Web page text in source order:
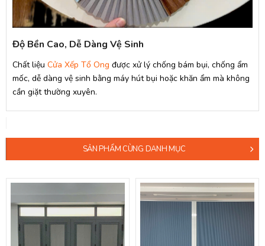
Độ Bền Cao, Dễ Dàng Vệ Sinh
Chất liệu Cửa Xếp Tổ Ong được xử lý chống bám bụi, chống ẩm
mốc, dễ dàng vệ sinh bằng máy hút bụi hoặc khăn ẩm mà không
cần giặt thường xuyên.
SẢN PHẨM CÙNG DANH MỤC